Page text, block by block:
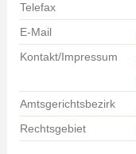
Telefax
E-Mail
Kontakt/Impressum
Amtsgerichtsbezirk
Rechtsgebiet